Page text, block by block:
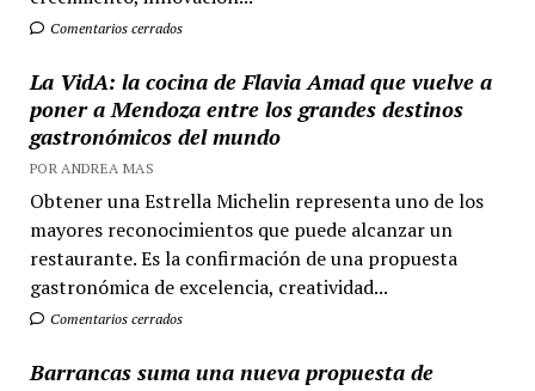
Comentarios cerrados
La VidA: la cocina de Flavia Amad que vuelve a
poner a Mendoza entre los grandes destinos
gastronómicos del mundo
POR ANDREA MAS
Obtener una Estrella Michelin representa uno de los
mayores reconocimientos que puede alcanzar un
restaurante. Es la confirmación de una propuesta
gastronómica de excelencia, creatividad...
Comentarios cerrados
Barrancas suma una nueva propuesta de